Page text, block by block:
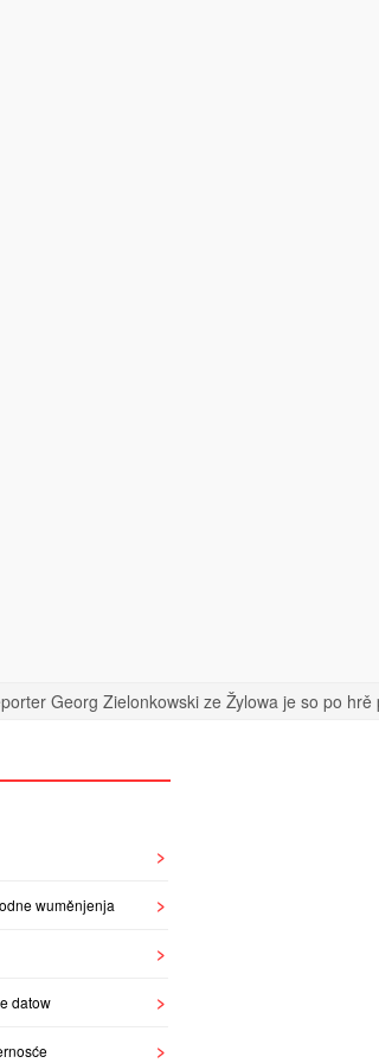
Georg Zielonkowski ze Žylowa je so po hrě
wuměnjenja
datow